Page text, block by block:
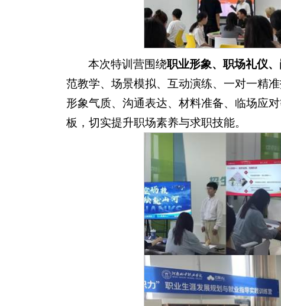
本次特训营围绕职业形象、职场礼仪
范教学、场景模拟、互动演练、一对一精
形象气质、沟通表达、材料准备、临场应
板，切实提升职场素养与求职技能。